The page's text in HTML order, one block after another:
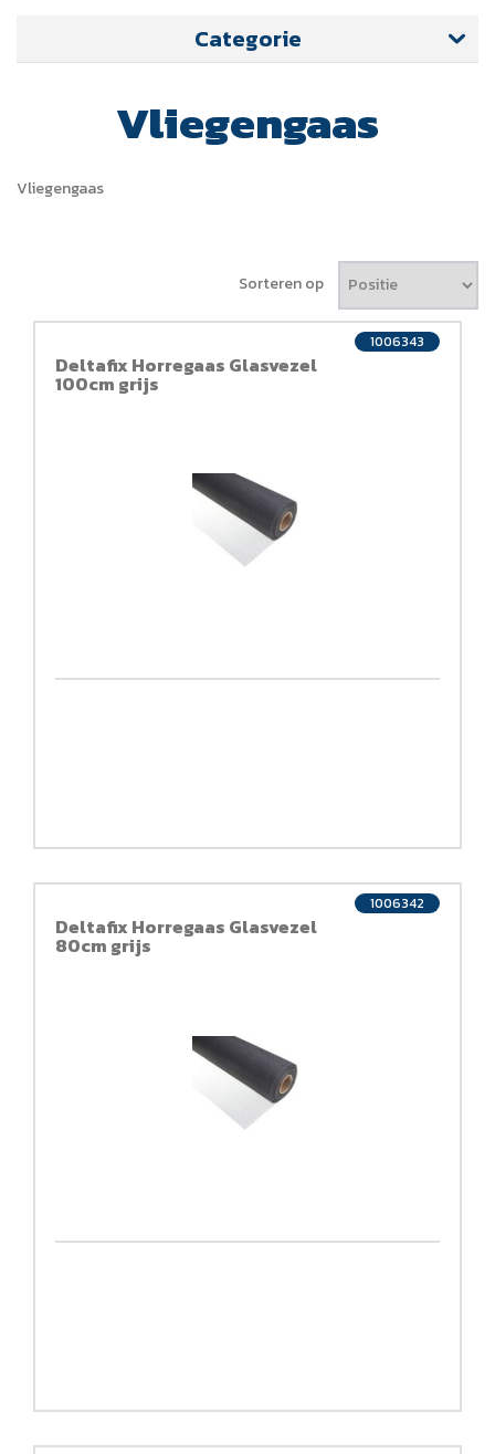
Categorie
Vliegengaas
Vliegengaas
Sorteren op
Deltafix Horregaas Glasvezel
100cm grijs
1006343
Deltafix Horregaas Glasvezel
80cm grijs
1006342